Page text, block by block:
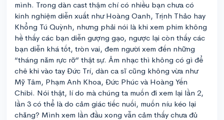
mình. Trong dàn cast thậm chí có nhiều bạn chưa có
kinh nghiệm diễn xuất như Hoàng Oanh, Trịnh Thảo hay
Khổng Tú Quỳnh, nhưng phải nói là khi xem phim không
hề thấy các bạn diễn gượng gạo, ngược lại còn thấy các
bạn diễn khá tốt, tròn vai, đem người xem đến những
“tháng năm rực rỡ” thật sự. Âm nhạc thì không có gì để
chê khi vào tay Đức Trí, dàn ca sĩ cũng không vừa như
Mỹ Tâm, Phạm Anh Khoa, Đức Phúc và Hoàng Yến
Chibi. Nói thật, lí do mà chúng ta muốn đi xem lại lần 2,
lần 3 có thể là do cảm giác tiếc nuối, muốn níu kéo lại
chăng? Mình xem lần đầu xong vẫn cảm thấy chưa đủ